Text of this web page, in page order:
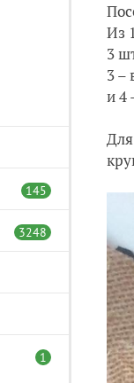
145
3248
1
Из
3
3 –
и 4